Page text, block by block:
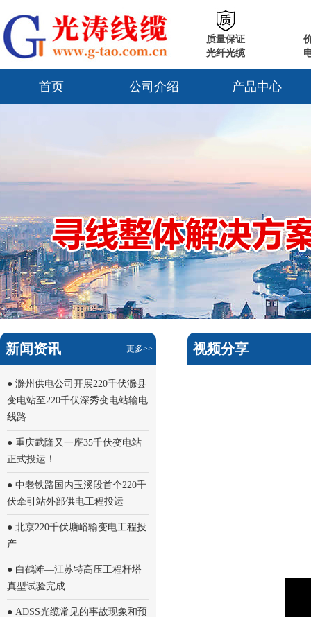
质量保证
光纤光缆
首页 公司介绍 产品中心
新闻资讯 更多>>
● 滁州供电公司开展220千伏滁县
变电站至220千伏深秀变电站输电
线路
● 重庆武隆又一座35千伏变电站
正式投运！
● 中老铁路国内玉溪段首个220千
伏牵引站外部供电工程投运
● 北京220千伏塘峪输变电工程投
产
● 白鹤滩—江苏特高压工程杆塔
真型试验完成
● ADSS光缆常见的事故现象和预
视频分享